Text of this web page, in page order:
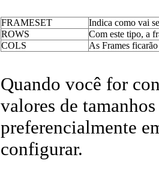
FRAMESET
Indica como vai
ROWS
Com este tipo, a
COLS
As Frames
Quando você for
valores de
preferencialmente
configurar.